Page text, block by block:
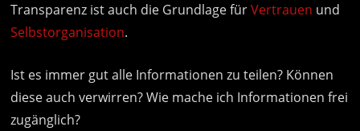
Transparenz ist auch die Grundlage fürVertrauen und
Selbstorganisation.
Ist es immer gut alle Informationen zu teilen? Können
diese auch verwirren? Wie mache ich Informationen frei
zugänglich?